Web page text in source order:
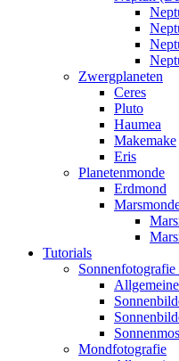
Zwergplaneten
Ceres
Pluto
Haumea
Makemake
Eris
Planetenmonde
Erdmond
Tutorials
Mondfotografie